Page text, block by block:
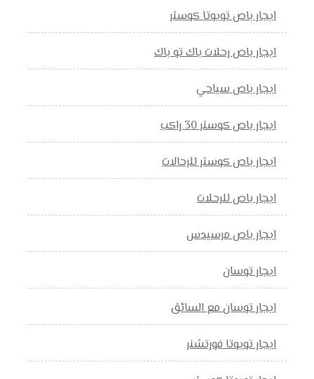
ايجار باص تويوتا كوستر
ايجار باص رحلات باك تو باك
ايجار باص سياحي
ايجار باص كوستر 30 راكب
ايجار باص كوستر للرحالات
ايجار باص للرحلات
ايجار باص مرسيدس
ايجار توسان
ايجار توسان مع السائق
ايجار تويوتا فورتشنر